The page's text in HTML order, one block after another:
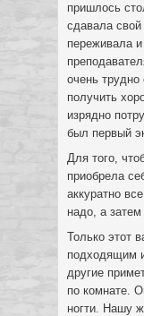
пришлось
сдавала
переживала и
очень трудно
получить
изрядно
был первый
Для того,
приобрела
аккуратно
надо, а
Только этот
подходящим
другие
по комнате.
ногти. Нашу